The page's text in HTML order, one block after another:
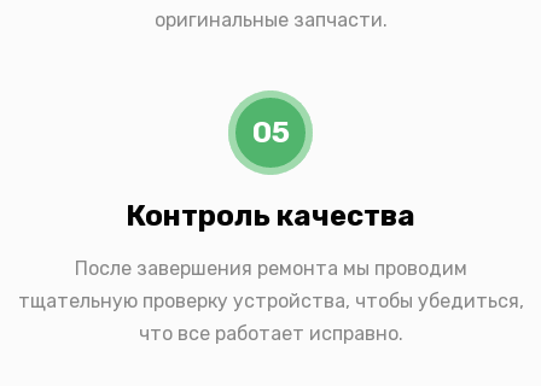
оригинальные запчасти.
05
Контроль качества
После завершения ремонта мы проводим
тщательную проверку устройства, чтобы убедиться,
что все работает исправно.